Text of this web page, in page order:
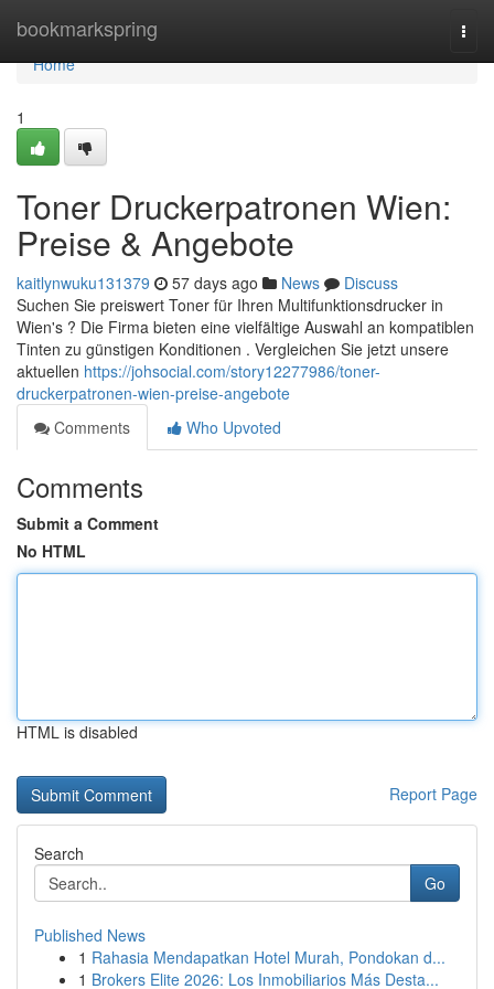
bookmarkspring
Home
Home
1
Toner Druckerpatronen Wien:
Preise & Angebote
kaitlynwuku131379 57 days ago News
Discuss
Suchen Sie preiswert Toner für Ihren Multifunktionsdrucker in
Wien's ? Die Firma bieten eine vielfältige Auswahl an kompatiblen
Tinten zu günstigen Konditionen . Vergleichen Sie jetzt unsere
aktuellen https://johsocial.com/story12277986/toner-
druckerpatronen-wien-preise-angebote
Comments
Who Upvoted
Comments
Submit a Comment
No HTML
HTML is disabled
Report Page
Search
Go
Published News
1 Rahasia Mendapatkan Hotel Murah, Pondokan d...
1 Brokers Elite 2026: Los Inmobiliarios Más Desta...